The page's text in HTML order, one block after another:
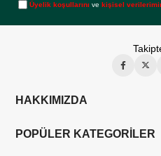
Üyelik koşullarını vekişisel
HAKKIMIZDA
POPÜLER KATEGORİLER